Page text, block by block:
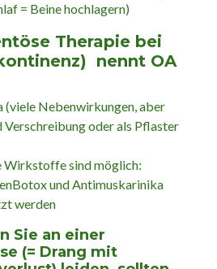
= Beine hochlagern)
Therapie bei
nennt OA
Nebenwirkungen, aber
Verschreibung oder als Pflaster
Wirkstoffe sind möglich:
und Antimuskarinika
werden
Sie an einer
(= Drang mit